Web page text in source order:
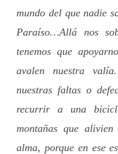
mundo del que nadie
Paraíso…Allá nos
tenemos que
avalen nuestra
nuestras faltas o
recurrir a una
montañas que
alma, porque en ese